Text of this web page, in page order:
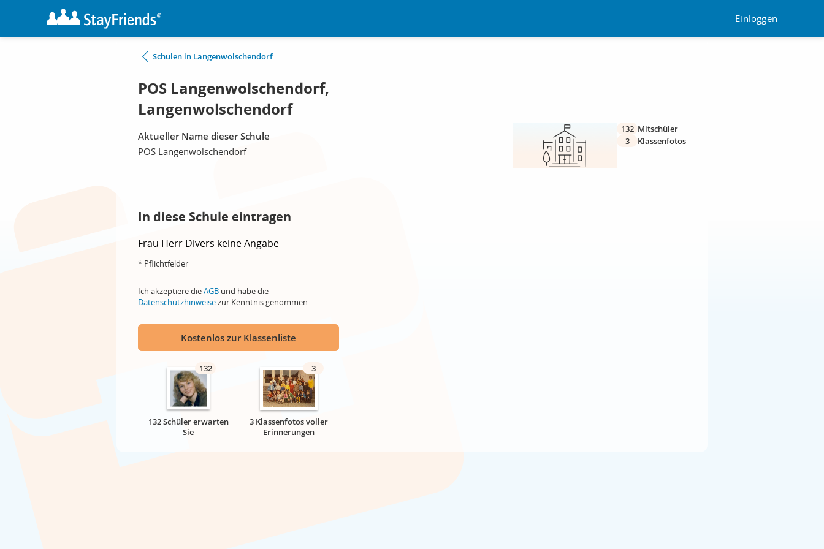
Einloggen
Schulen in Langenwolschendorf
POS Langenwolschendorf,
Langenwolschendorf
Aktueller Name dieser Schule
POS Langenwolschendorf
132 Mitschüler
3
Klassenfotos
In diese Schule eintragen
Frau Herr Divers keine Angabe
* Pflichtfelder
Ich akzeptiere dieAGB und habe die
Datenschutzhinweisezur Kenntnis genommen.
Kostenlos zur Klassenliste
132
132 Schüler erwarten
Sie
3
3 Klassenfotos voller
Erinnerungen